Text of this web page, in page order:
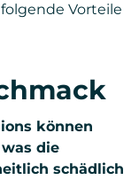
Vorteile
können
die
schädlich